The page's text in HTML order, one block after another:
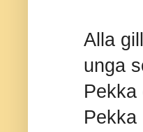
Alla
unga
Pekka